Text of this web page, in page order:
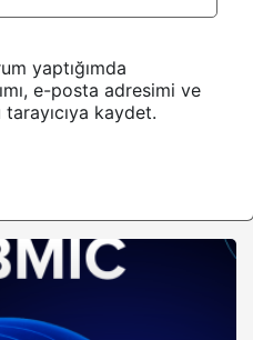
yaptığımda
e-posta adresimi ve
kaydet.